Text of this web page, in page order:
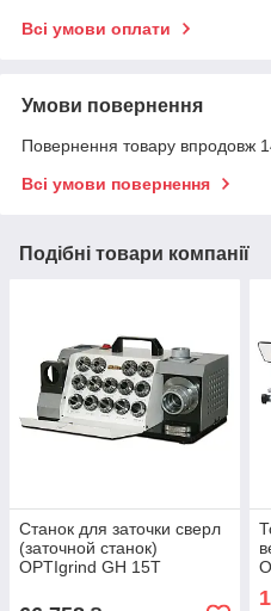
Всі умови оплати
Умови повернення
Повернення товару впродовж
Всі умови повернення
Подібні товари компанії
Станок для заточки сверл
(заточной станок)
OPTIgrind GH 15T